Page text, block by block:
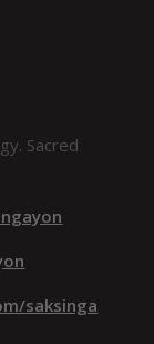
Sacred
saksinga